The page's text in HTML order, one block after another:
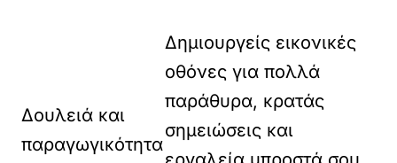
Δουλειά και
παραγωγικότητα
Δημιουργείς εικονικές
οθόνες για πολλά
παράθυρα, κρατάς
σημειώσεις και